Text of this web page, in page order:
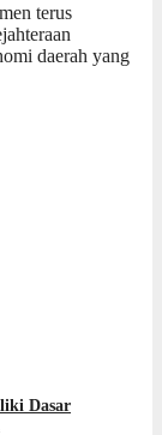
terus
daerah yang
Dasar